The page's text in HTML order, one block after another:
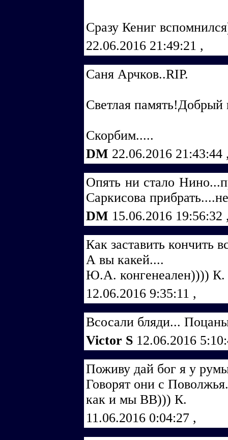
Сразу Кениг
22.06.2016 21:49:21 ,
Cаня Арчков..RIP.
Светлая
Скорбим.....
DM 22.06.2016 21:43:44
Опять ни стало
Саркисова
DM 15.06.2016 19:56:32
Как заставить кончить
А вы какей....
Ю.А. конгенеален)))) К.
12.06.2016 9:35:11 ,
Всосали бляди...
Victor S 12.06.2016
Поживу дай бог я у
Говорят они с
как и мы ВВ))) К.
11.06.2016 0:04:27 ,